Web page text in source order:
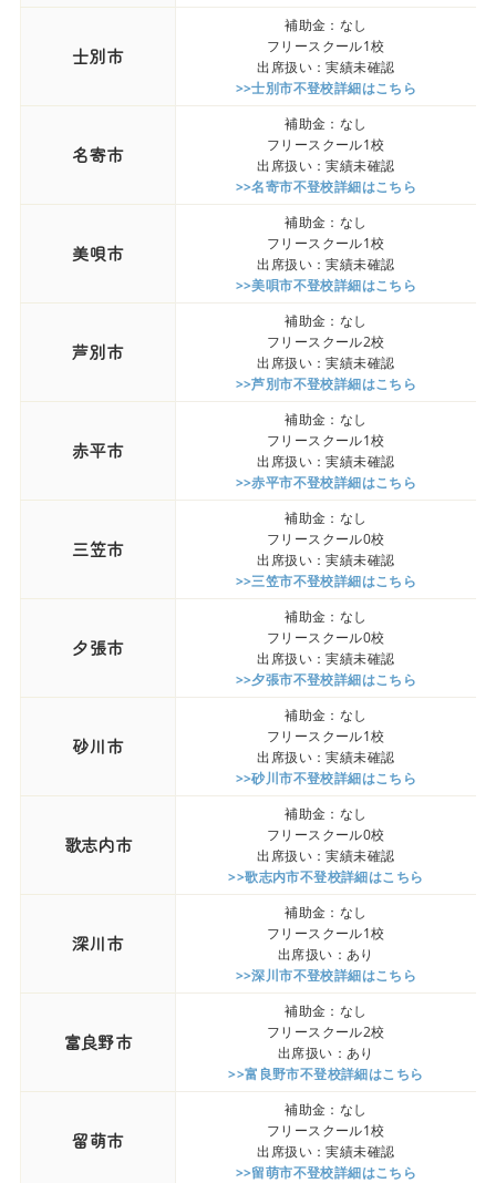
士別市
補助金：なし
フリースクール1校
出席扱い：実績未確認
>>士別市不登校詳細はこちら
名寄市
補助金：なし
フリースクール1校
出席扱い：実績未確認
>>名寄市不登校詳細はこちら
美唄市
補助金：なし
フリースクール1校
出席扱い：実績未確認
>>美唄市不登校詳細はこちら
芦別市
補助金：なし
フリースクール2校
出席扱い：実績未確認
>>芦別市不登校詳細はこちら
赤平市
補助金：なし
フリースクール1校
出席扱い：実績未確認
>>赤平市不登校詳細はこちら
三笠市
補助金：なし
フリースクール0校
出席扱い：実績未確認
>>三笠市不登校詳細はこちら
夕張市
補助金：なし
フリースクール0校
出席扱い：実績未確認
>>夕張市不登校詳細はこちら
砂川市
補助金：なし
フリースクール1校
出席扱い：実績未確認
>>砂川市不登校詳細はこちら
歌志内市
補助金：なし
フリースクール0校
出席扱い：実績未確認
>>歌志内市不登校詳細はこちら
深川市
補助金：なし
フリースクール1校
出席扱い：あり
>>深川市不登校詳細はこちら
富良野市
補助金：なし
フリースクール2校
出席扱い：あり
>>富良野市不登校詳細はこちら
留萌市
補助金：なし
フリースクール1校
出席扱い：実績未確認
>>留萌市不登校詳細はこちら